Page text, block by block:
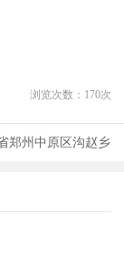
浏览次数： 170次
郑州中原区沟赵乡